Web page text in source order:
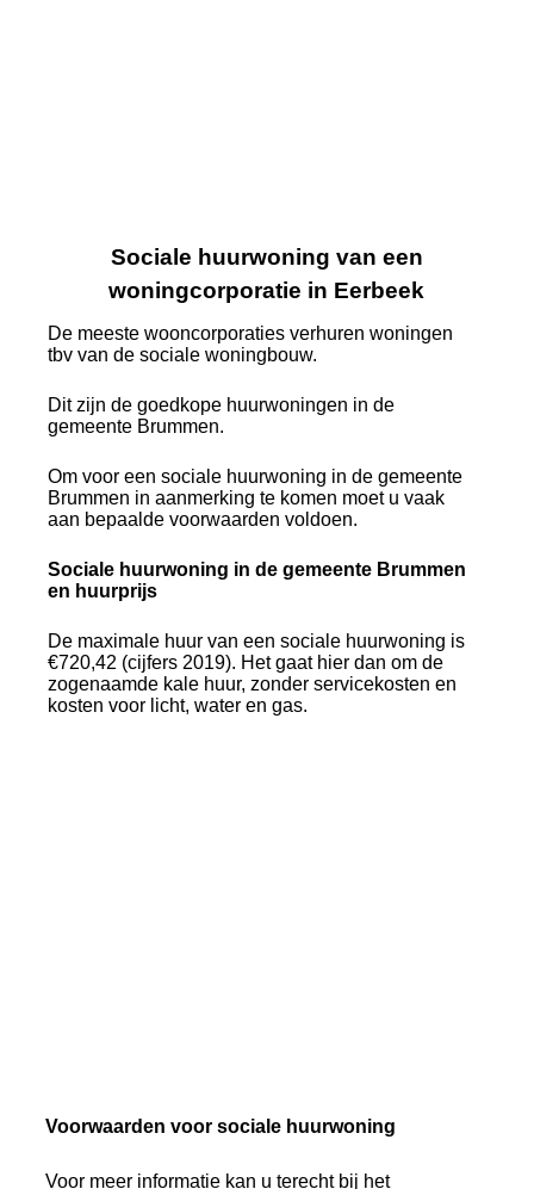
Sociale huurwoning van een
woningcorporatie in Eerbeek
De meeste wooncorporaties verhuren woningen
tbv van de sociale woningbouw.
Dit zijn de goedkope huurwoningen in de
gemeente Brummen.
Om voor een sociale huurwoning in de gemeente
Brummen in aanmerking te komen moet u vaak
aan bepaalde voorwaarden voldoen.
Sociale huurwoning in de gemeente Brummen
en huurprijs
De maximale huur van een sociale huurwoning is
€720,42 (cijfers 2019). Het gaat hier dan om de
zogenaamde kale huur, zonder servicekosten en
kosten voor licht, water en gas.
Voorwaarden voor sociale huurwoning
Voor meer informatie kan u terecht bij het